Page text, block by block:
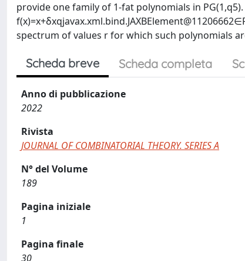
provide one family of 1-fat polynomials in
spectrum of values r for which such polynomials
Scheda breve Scheda completa
Anno di pubblicazione
2022
Rivista
JOURNAL OF COMBINATORIAL THEORY. SERIES A
N° del Volume
189
Pagina iniziale
1
Pagina finale
30